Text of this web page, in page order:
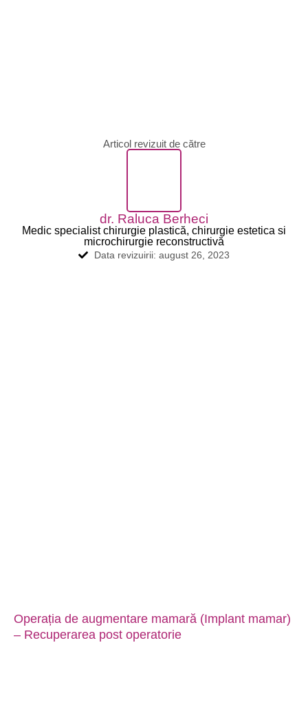
Articol revizuit de către
dr. Raluca Berheci
Medic specialist chirurgie plastică, chirurgie estetica si
microchirurgie reconstructivă
Data revizuirii: august 26, 2023
Operația de augmentare mamară (Implant mamar)
– Recuperarea post operatorie